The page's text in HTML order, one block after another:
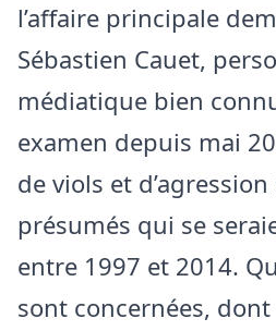
l’affaire principale
Sébastien Cauet,
médiatique bien
examen depuis mai
de viols et
présumés qui se
entre 1997 et 2014.
sont concernées,